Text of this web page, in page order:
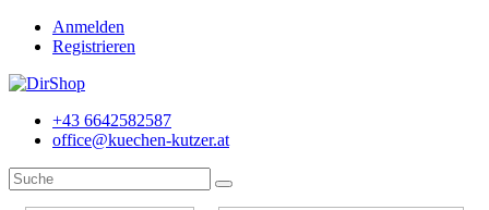
Anmelden
Registrieren
+43 6642582587
office@kuechen-kutzer.at